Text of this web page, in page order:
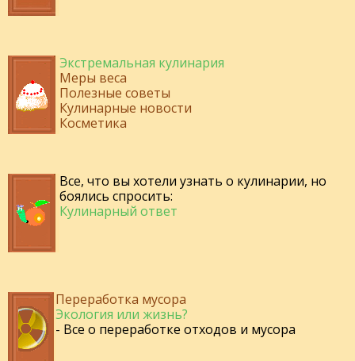
Экстремальная кулинария
Меры веса
Полезные советы
Кулинарные новости
Косметика
Все, что вы хотели узнать о кулинарии, но
боялись спросить:
Кулинарный ответ
Переработка мусора
Экология или жизнь?
- Все о переработке отходов и мусора